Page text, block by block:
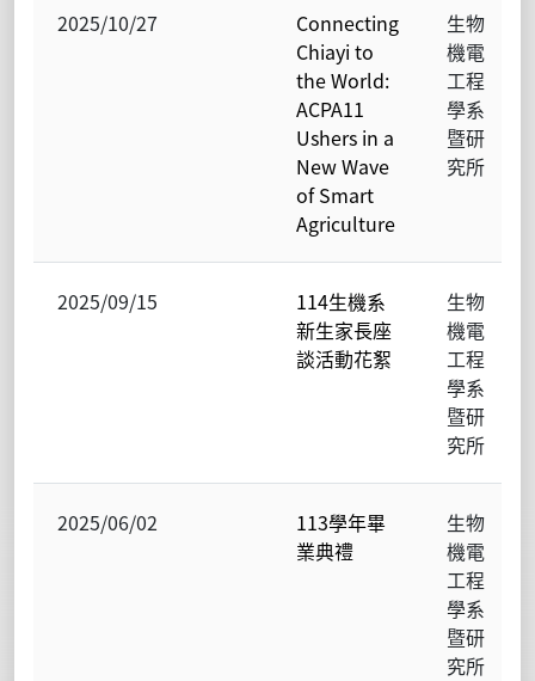
2025/10/27
Connecting
Chiayi to
the World:
ACPA11
Ushers in a
New Wave
of Smart
Agriculture
生物
機電
工程
學系
暨研
究所
2025/09/15
114生機系
新生家長座
談活動花絮
生物
機電
工程
學系
暨研
究所
2025/06/02
113學年畢
業典禮
生物
機電
工程
學系
暨研
究所